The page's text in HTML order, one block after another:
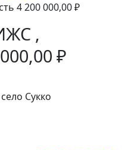
4 200 000,00 ₽
,
₽
Сукко